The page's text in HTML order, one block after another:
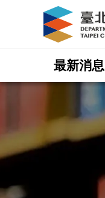
｜
府
網
最新消息